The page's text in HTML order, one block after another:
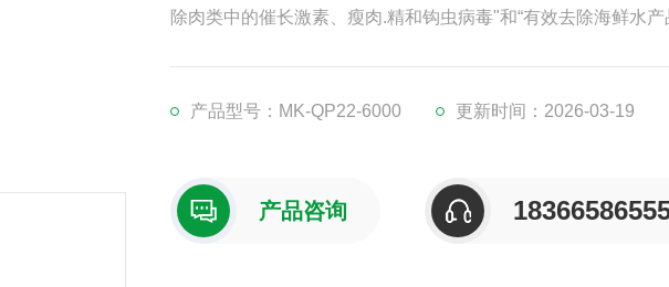
除肉类中的催长激素、瘦肉.精和钩虫病毒"和“有效去除海鲜水产
产品型号：MK-QP22-6000 更新时间：2026-03-19
产品咨询